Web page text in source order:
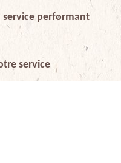
service performant
service